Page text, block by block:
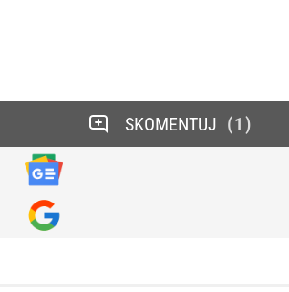
SKOMENTUJ 1